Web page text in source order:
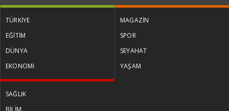
TÜRKİYE
EĞİTİM
DÜNYA
EKONOMİ
MAGAZİN
SPOR
SEYAHAT
YAŞAM
SAĞLIK
BİLİM